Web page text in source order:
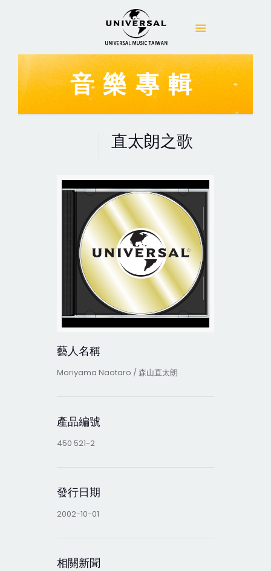
音樂專輯
直太朗之歌
藝人名稱
Moriyama Naotaro / 森山直太朗
產品編號
450 521-2
發行日期
2002-10-01
相關新聞